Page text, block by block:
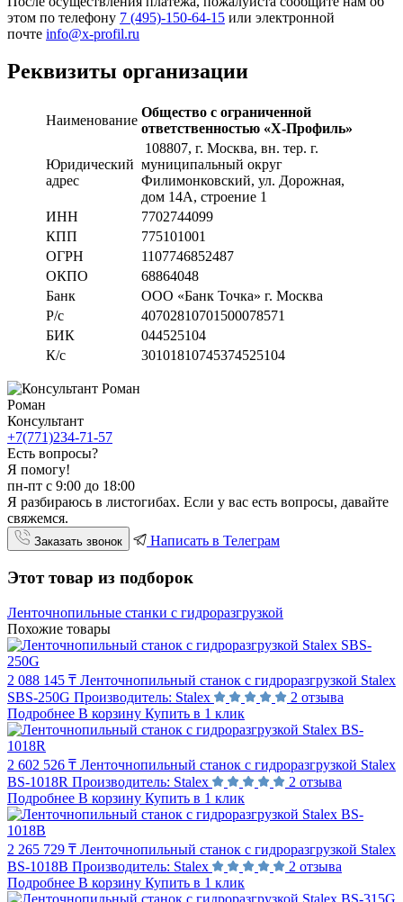
этом по телефону 7 (495)-150-64-15 или электронной
почте info@x-profil.ru
Реквизиты организации
Наименование
Общество с ограниченной
ответственностью «Х-Профиль»
Юридический
адрес
108807, г. Москва, вн. тер. г.
муниципальный округ
Филимонковский, ул. Дорожная,
дом 14А, строение 1
ИНН
7702744099
КПП
775101001
ОГРН
1107746852487
ОКПО
68864048
Банк
ООО «Банк Точка» г. Москва
Р/с
40702810701500078571
БИК
044525104
К/с
30101810745374525104
Роман
Консультант
+7(771)234-71-57
Есть вопросы?
Я помогу!
пн-пт с 9:00 до 18:00
Я разбираюсь в листогибах. Если у вас есть вопросы, давайте
свяжемся.
Заказать звонок Написать в Телеграм
Этот товар из подборок
Ленточнопильные станки с гидроразгрузкой
Похожие товары
2 088 145 ₸ Ленточнопильный станок с гидроразгрузкой Stalex
SBS-250G Производитель: Stalex
2 отзыва
Подробнее В корзину Купить в 1 клик
2 602 526 ₸ Ленточнопильный станок с гидроразгрузкой Stalex
BS-1018R Производитель: Stalex
2 отзыва
Подробнее В корзину Купить в 1 клик
2 265 729 ₸ Ленточнопильный станок с гидроразгрузкой Stalex
BS-1018B Производитель: Stalex
2 отзыва
Подробнее В корзину Купить в 1 клик